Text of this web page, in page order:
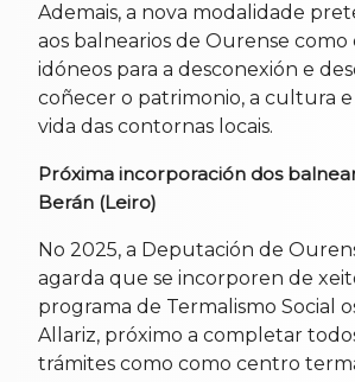
Ademais, a nova modalidade
aos balnearios de Ourense como
idóneos para a desconexión e
coñecer o patrimonio, a cultura
vida das contornas locais.
Próxima incorporación dos
Berán (Leiro)
No 2025, a Deputación de
agarda que se incorporen de
programa de Termalismo Social
Allariz, próximo a completar
trámites como como centro